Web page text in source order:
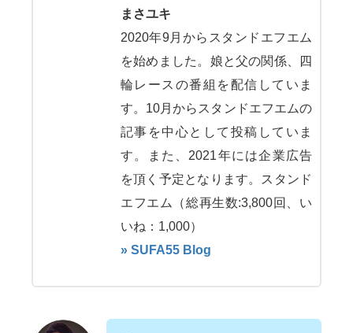
まさユキ
2020年9月からスタンドエフエム
を始めました。娘と父の関係、四
輪レースの番組を配信していま
す。10月からスタンドエフエムの
記事を中心として投稿していま
す。また、2021年には企業広告
を頂く予定となります。スタンド
エフエム（総再生数:3,800回、い
いね：1,000）
» SUFA55 Blog